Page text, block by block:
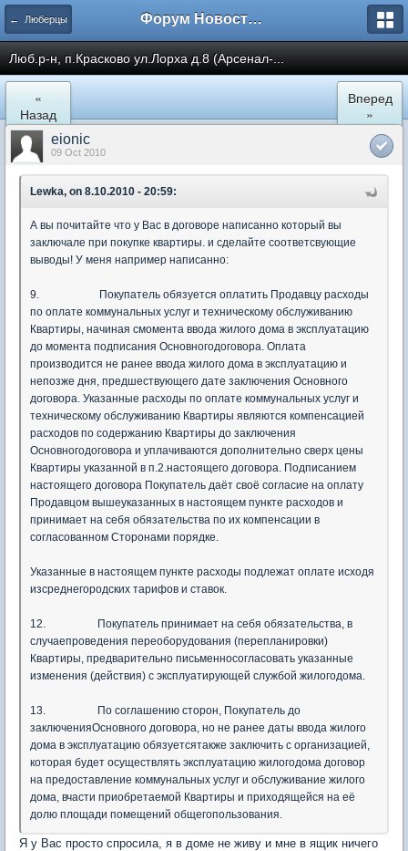
← Люберцы Форум Новостройки
Люб.р-н, п.Красково ул.Лорха д.8 (Арсенал-...
«
Назад
Вперед
»
eionic
09 Oct 2010
Lewka, on 8.10.2010 - 20:59:
А вы почитайте что у Вас в договоре написанно который вы
заключале при покупке квартиры. и сделайте соответсвующие
выводы! У меня например написанно:
9.
Покупатель обязуется оплатить Продавцу расходы
по оплате коммунальных услуг и техническому обслуживанию
Квартиры, начиная смомента ввода жилого дома в эксплуатацию
до момента подписания Основногодоговора. Оплата
производится не ранее ввода жилого дома в эксплуатацию и
непозже дня, предшествующего дате заключения Основного
договора. Указанные расходы по оплате коммунальных услуг и
техническому обслуживанию Квартиры являются компенсацией
расходов по содержанию Квартиры до заключения
Основногодоговора и уплачиваются дополнительно сверх цены
Квартиры указанной в п.2.настоящего договора. Подписанием
настоящего договора Покупатель даёт своё согласие на оплату
Продавцом вышеуказанных в настоящем пункте расходов и
принимает на себя обязательства по их компенсации в
согласованном Сторонами порядке.
Указанные в настоящем пункте расходы подлежат оплате исходя
изсреднегородских тарифов и ставок.
12.
Покупатель принимает на себя обязательства, в
случаепроведения переоборудования (перепланировки)
Квартиры, предварительно письменносогласовать указанные
изменения (действия) с эксплуатирующей службой жилогодома.
13.
По соглашению сторон, Покупатель до
заключенияОсновного договора, но не ранее даты ввода жилого
дома в эксплуатацию обязуетсятакже заключить с организацией,
которая будет осуществлять эксплуатацию жилогодома договор
на предоставление коммунальных услуг и обслуживание жилого
дома, вчасти приобретаемой Квартиры и приходящейся на её
долю площади помещений общегопользования.
Я у Вас просто спросила, я в доме не живу и мне в ящик ничего